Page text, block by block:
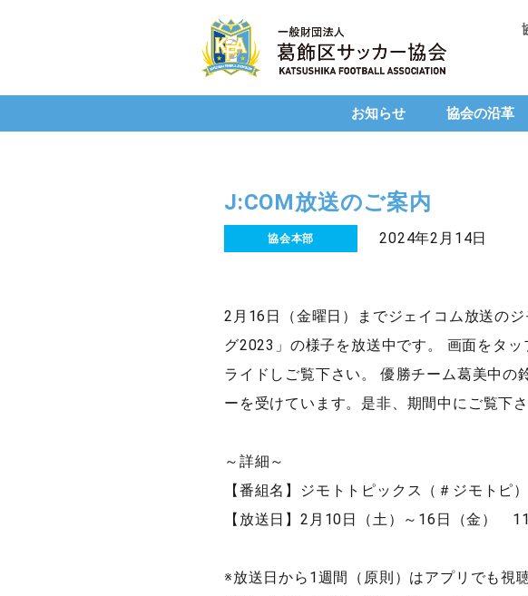
お知らせ 協会の沿革
J:COM放送のご案内
協会本部 2024年2月14日
2月16日（金曜日）までジェイコム放送の
グ2023」の様子を放送中です。 画面をタ
ライドしご覧下さい。 優勝チーム葛美中の
ーを受けています。是非、期間中にご覧下さ
～詳細～
【番組名】ジモトトピックス（＃ジモトピ）
【放送日】2月10日（土）～16日（金）
※放送日から1週間（原則）はアプリでも視